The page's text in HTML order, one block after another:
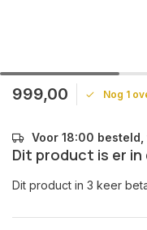
999,00 Nog 1
Voor 18:00
Dit product is er
Dit product in 3 keer